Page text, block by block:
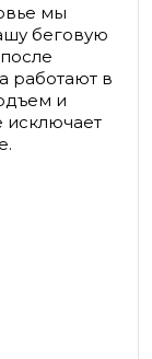
мы
беговую
работают в
и